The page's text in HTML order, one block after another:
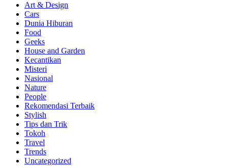
Art & Design
Cars
Dunia Hiburan
Food
Geeks
House and Garden
Kecantikan
Misteri
Nasional
Nature
People
Rekomendasi Terbaik
Stylish
Tips dan Trik
Tokoh
Travel
Trends
Uncategorized